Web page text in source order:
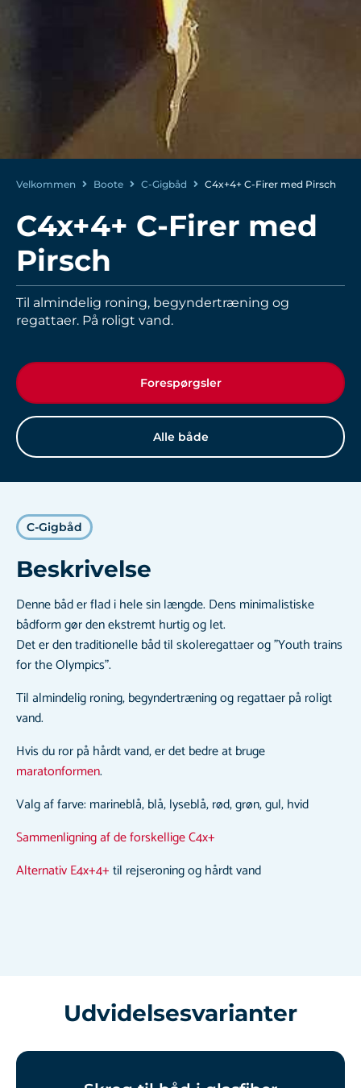
Velkommen Boote C-Gigbåd C4x+4+ C-Firer med Pirsch
C4x+4+ C-Firer med
Pirsch
Til almindelig roning, begyndertræning og
regattaer. På roligt vand.
Forespørgsler
Alle både
C-Gigbåd
Beskrivelse
Denne båd er flad i hele sin længde. Dens minimalistiske
bådform gør den ekstremt hurtig og let.
Det er den traditionelle båd til skoleregattaer og "Youth trains
for the Olympics".
Til almindelig roning, begyndertræning og regattaer på roligt
vand.
Hvis du ror på hårdt vand, er det bedre at bruge
maratonformen.
Valg af farve: marineblå, blå, lyseblå, rød, grøn, gul, hvid
Sammenligning af de forskellige C4x+
Alternativ E4x+4+til rejseroning og hårdt vand
Udvidelsesvarianter